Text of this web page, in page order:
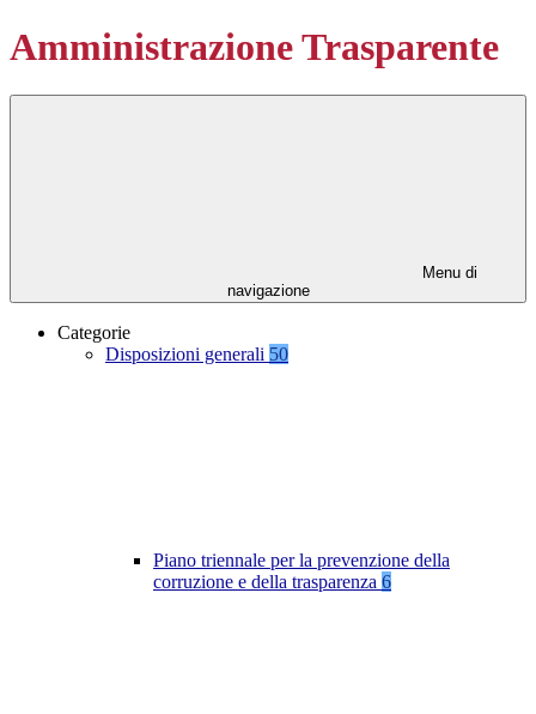
Amministrazione Trasparente
Menu di
navigazione
Categorie
Disposizioni generali 50
Piano triennale per la prevenzione della
corruzione e della trasparenza 6